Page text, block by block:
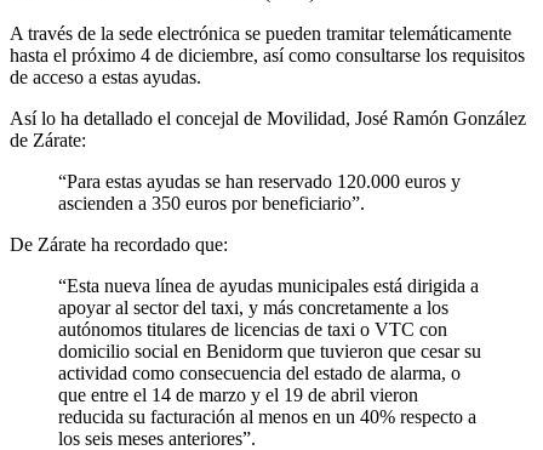
A través de la sede electrónica se pueden tramitar telemáticamente
hasta el próximo 4 de diciembre, así como consultarse los requisitos
de acceso a estas ayudas.
Así lo ha detallado el concejal de Movilidad, José Ramón González
de Zárate:
“Para estas ayudas se han reservado 120.000 euros y
ascienden a 350 euros por beneficiario”.
De Zárate ha recordado que:
“Esta nueva línea de ayudas municipales está dirigida a
apoyar al sector del taxi, y más concretamente a los
autónomos titulares de licencias de taxi o VTC con
domicilio social en Benidorm que tuvieron que cesar su
actividad como consecuencia del estado de alarma, o
que entre el 14 de marzo y el 19 de abril vieron
reducida su facturación al menos en un 40% respecto a
los seis meses anteriores”.